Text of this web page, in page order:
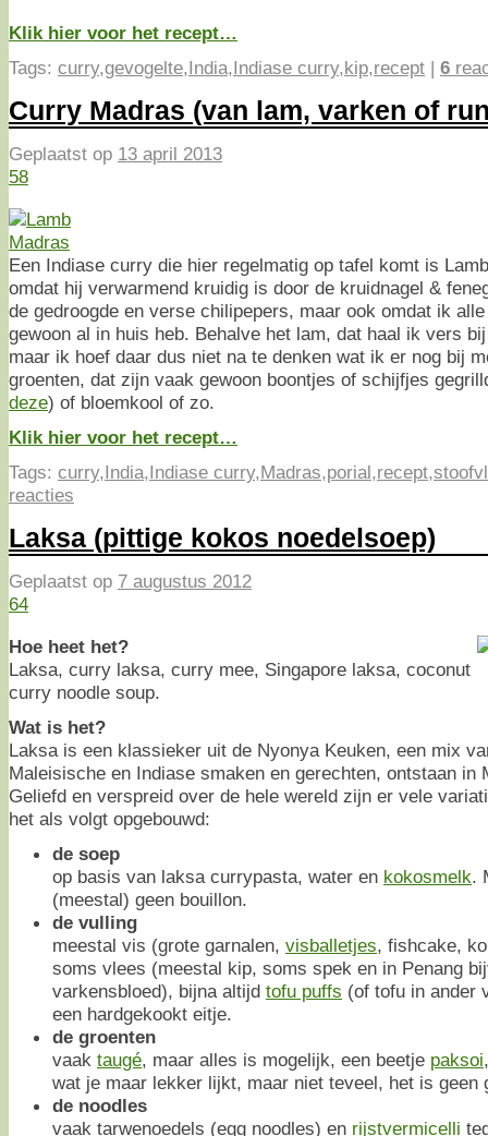
Klik hier voor het recept…
Tags: curry,gevogelte,India,Indiase curry,kip,recept | 6
Curry Madras (van lam, varken of
Geplaatst op 13 april 2013
58
Een Indiase curry die hier regelmatig op tafel komt is
omdat hij verwarmend kruidig is door de kruidnagel &
de gedroogde en verse chilipepers, maar ook omdat ik
gewoon al in huis heb. Behalve het lam, dat haal ik vers
maar ik hoef daar dus niet na te denken wat ik er nog bij
groenten, dat zijn vaak gewoon boontjes of schijfjes
deze) of bloemkool of zo.
Klik hier voor het recept…
Tags: curry,India,Indiase curry,Madras,porial,recept,
reacties
Laksa (pittige kokos noedelsoep)
Geplaatst op 7 augustus 2012
64
Hoe heet het?
Laksa, curry laksa, curry mee, Singapore laksa, coconut
curry noodle soup.
Wat is het?
Laksa is een klassieker uit de Nyonya Keuken, een mix
Maleisische en Indiase smaken en gerechten, ontstaan in
Geliefd en verspreid over de hele wereld zijn er vele
het als volgt opgebouwd:
de soep
op basis van laksa currypasta, water en kokosmelk.
(meestal) geen bouillon.
de vulling
meestal vis (grote garnalen, visballetjes, fishcake,
soms vlees (meestal kip, soms spek en in Penang
varkensbloed), bijna altijd tofu puffs (of tofu in ander
een hardgekookt eitje.
de groenten
vaak taugé, maar alles is mogelijk, een beetje paksoi
wat je maar lekker lijkt, maar niet teveel, het is geen
de noodles
vaak tarwenoedels (egg noodles) en rijstvermicelli